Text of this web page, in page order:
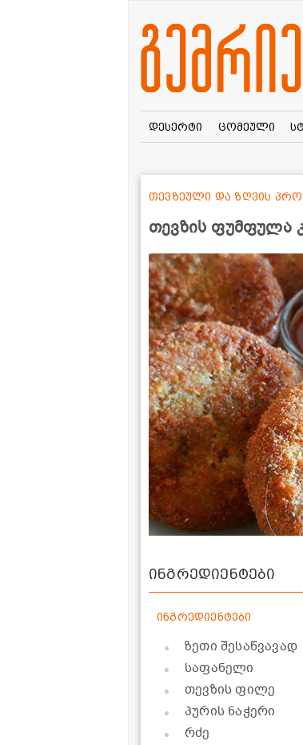
დესერტი ცომეული
თევზის ფუმფულა
თევზეული და ზღვის
ინგრედიენტები
ინგრედიენტები
ზეთი შესაწვავად
საფანელი
თევზის ფილე
პურის ნაჭერი
რძე